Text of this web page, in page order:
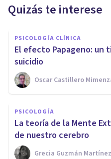
Quizás te interese
PSICOLOGÍA CLÍNICA
El efecto Papageno: un
suicidio
Oscar Castillero
PSICOLOGÍA
La teoría de la Mente
de nuestro cerebro
Grecia Guzmán Martínez